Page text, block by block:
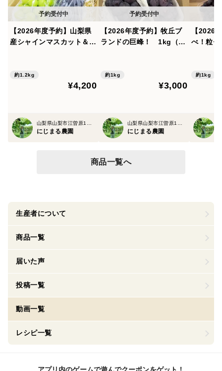
【2026年度予約】山梨県
産シャインマスカット＆巨
約1.2kg
¥4,200
にじまる農園
【2026年度予約】牧丘ブ
ランドの巨峰！ 1kg（2
約1kg
¥3,000
にじまる農園
【2026
べ！粒セ
約1kg
商品一覧へ
生産者について
商品一覧
届いた声
投稿一覧
動画一覧
レシピ一覧
アプリ内のゲームで遊んでクーポンをゲット！